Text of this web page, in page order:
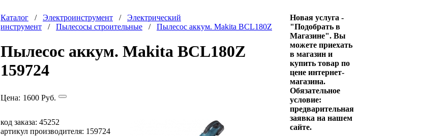
Каталог / Электроинструмент / Электрический
инструмент / Пылесосы строительные / Пылесос аккум. Makita BCL180Z
Пылесос аккум. Makita BCL180Z
159724
Цена: 1600 Руб.
код заказа: 45252
артикул производителя: 159724
Новая услуга -
"Подобрать в
Магазине". Вы
можете приехать
в магазин и
купить товар по
цене интернет-
магазина.
Обязательное
условие:
предварительная
заявка на нашем
сайте.